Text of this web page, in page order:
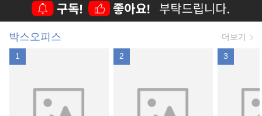
박스오피스 더보기
1 2 3